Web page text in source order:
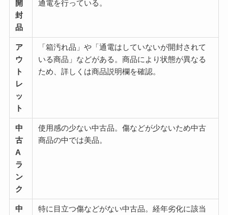
開
封
品
通電を行っている。
ア
ウ
ト
レ
ッ
ト
「箱汚れ品」や「通電はしていないが開封されて
いる商品」などがある。商品により状態が異なる
ため、詳しくは商品説明欄を確認。
中
古
A
ラ
ン
ク
使用感の少ない中古品。傷などが少ないため中古
商品の中では美品。
中
特に目立つ傷などがない中古品。経年劣化に該当